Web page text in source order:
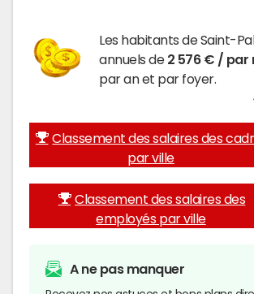
Les habitants de Saint-
annuels de 2 576 € / par
par an et par foyer.
Classement des salaires des
par ville
Classement des salaires des
employés par ville
A ne pas manquer